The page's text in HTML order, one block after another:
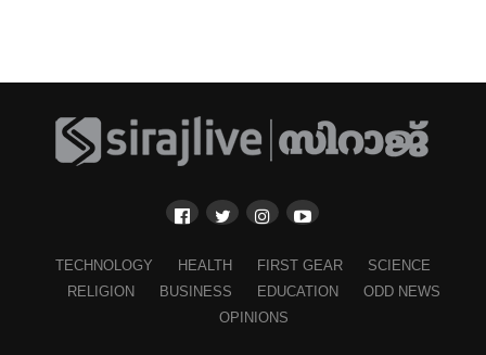
TECHNOLOGY HEALTH FIRST GEAR
SCIENCE
RELIGION
BUSINESS EDUCATION
ODD NEWS
OPINIONS